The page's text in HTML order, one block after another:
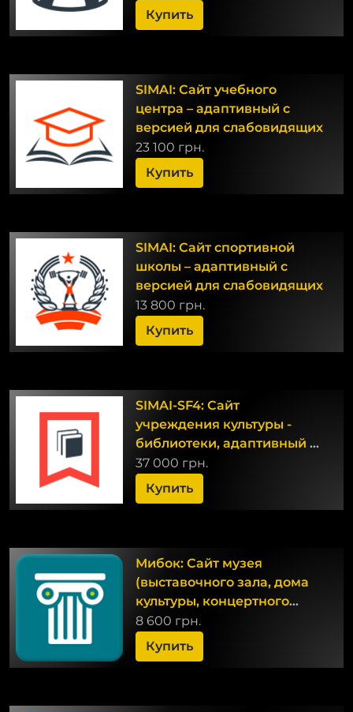
Купить
SIMAI: Сайт учебного
центра – адаптивный с
версией для слабовидящих
23 100 грн.
Купить
SIMAI: Сайт спортивной
школы – адаптивный с
версией для слабовидящих
13 800 грн.
Купить
SIMAI-SF4: Сайт
учреждения культуры -
библиотеки, адаптивный с
версией для слабовидящих
37 000 грн.
Купить
Мибок: Сайт музея
(выставочного зала, дома
культуры, концертного
зала)
8 600 грн.
Купить